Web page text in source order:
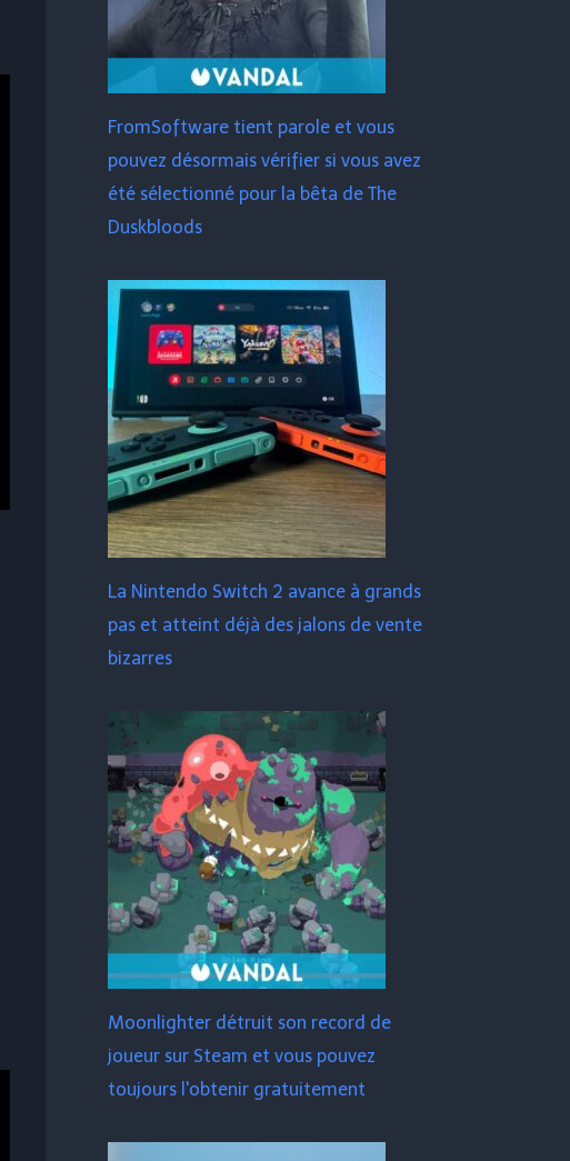
FromSoftware tient parole et vous
pouvez désormais vérifier si vous avez
été sélectionné pour la bêta de The
Duskbloods
La Nintendo Switch 2 avance à grands
pas et atteint déjà des jalons de vente
bizarres
Moonlighter détruit son record de
joueur sur Steam et vous pouvez
toujours l'obtenir gratuitement